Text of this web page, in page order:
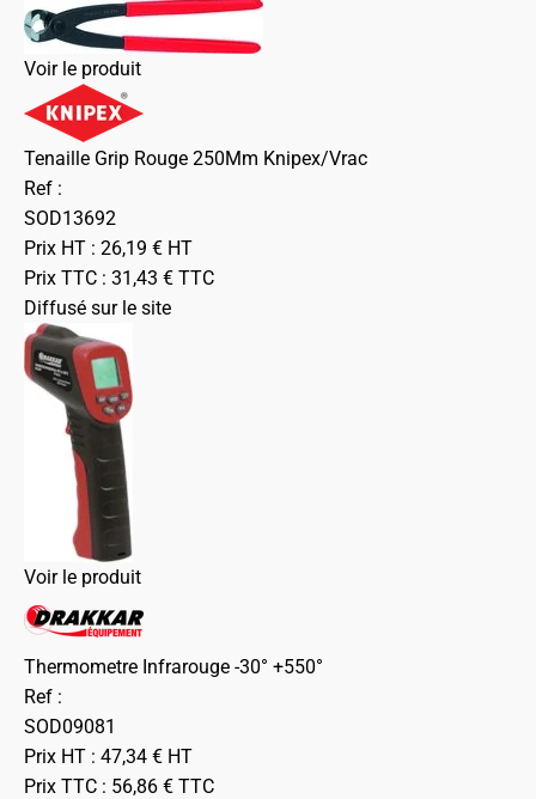
Voir le produit
Tenaille Grip Rouge 250Mm Knipex/Vrac
Ref :
SOD13692
Prix HT : 26,19 € HT
Prix TTC : 31,43 € TTC
Diffusé sur le site
Voir le produit
Thermometre Infrarouge -30° +550°
Ref :
SOD09081
Prix HT : 47,34 € HT
Prix TTC : 56,86 € TTC